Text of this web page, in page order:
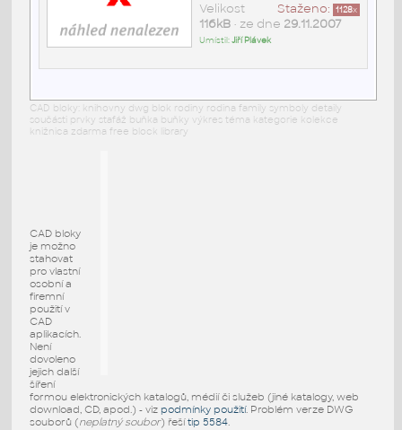
Staženo: 1128x
Velikost
116kB• ze dne 29.11.2007
Umístil:Jiří Plávek
CAD bloky: knihovny dwg blok rodiny rodina family symboly detaily
součásti prvky stafáž buňka buňky výkres téma kategorie kolekce
knižnica zdarma free block library
CAD bloky
je možno
stahovat
pro vlastní
osobní a
firemní
použití v
CAD
aplikacích.
Není
dovoleno
jejich další
šíření
formou elektronických katalogů, médií či služeb (jiné katalogy, web
download, CD, apod.) - viz podmínky použití. Problém verze DWG
souborů (neplatný soubor) řešítip 5584.